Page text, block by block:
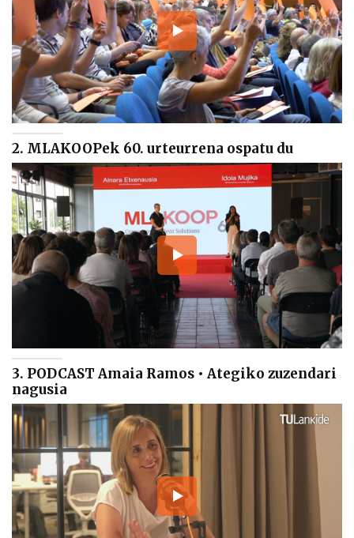
2. MLAKOOPek 60. urteurrena ospatu du
3. PODCAST Amaia Ramos • Ategiko zuzendari
nagusia